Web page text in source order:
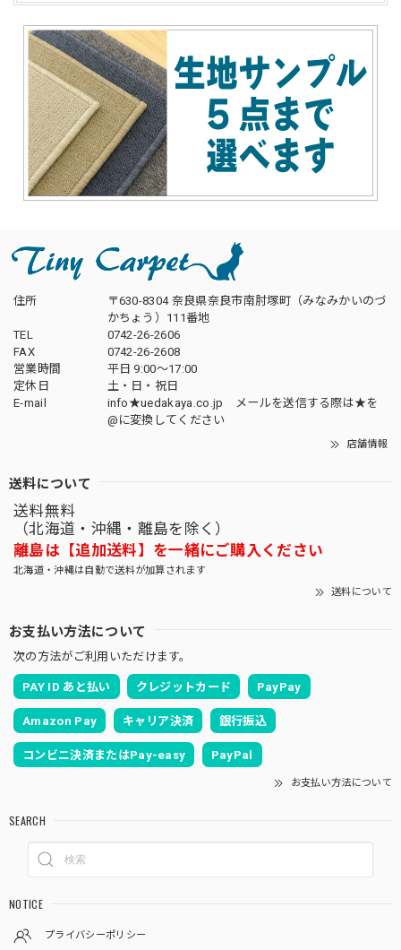
住所
〒630-8304 奈良県奈良市南肘塚町（みなみかいのづ
かちょう）111番地
TEL
0742-26-2606
FAX
0742-26-2608
営業時間
平日 9:00～17:00
定休日
土・日・祝日
E-mail
info★uedakaya.co.jp メールを送信する際は★を
@に変換してください
店舗情報
送料について
送料無料
（北海道・沖縄・離島を除く）
離島は【追加送料】を一緒にご購入ください
北海道・沖縄は自動で送料が加算されます
送料について
お支払い方法について
次の方法がご利用いただけます。
PAY ID あと払い クレジットカード PayPay
Amazon Pay キャリア決済 銀行振込
コンビニ決済またはPay-easy PayPal
お支払い方法について
SEARCH
NOTICE
プライバシーポリシー